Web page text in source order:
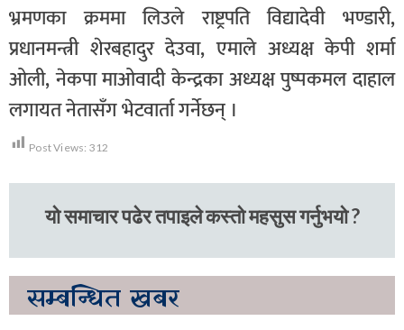
भ्रमणका क्रममा लिउले राष्ट्रपति विद्यादेवी भण्डारी,
प्रधानमन्त्री शेरबहादुर देउवा, एमाले अध्यक्ष केपी शर्मा
ओली, नेकपा माओवादी केन्द्रका अध्यक्ष पुष्पकमल दाहाल
लगायत नेतासँग भेटवार्ता गर्नेछन् ।
Post Views: 312
यो समाचार पढेर तपाइले कस्तो महसुस गर्नुभयो ?
सम्बन्धित खबर